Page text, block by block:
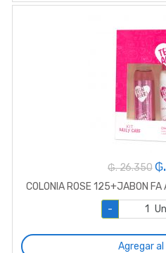
₲. 26.350
COLONIA ROSE 125+JABON
-
Agregar